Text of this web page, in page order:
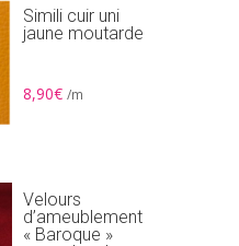
Simili cuir uni
jaune moutarde
8,90€ /m
Velours
d’ameublement
« Baroque »